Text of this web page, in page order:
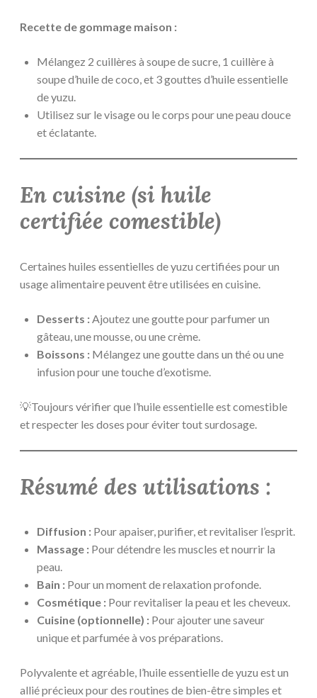
Recette de gommage maison :
Mélangez 2 cuillères à soupe de sucre, 1 cuillère à
soupe d’huile de coco, et 3 gouttes d’huile essentielle
de yuzu.
Utilisez sur le visage ou le corps pour une peau douce
et éclatante.
En cuisine (si huile
certifiée comestible)
Certaines huiles essentielles de yuzu certifiées pour un
usage alimentaire peuvent être utilisées en cuisine.
Desserts : Ajoutez une goutte pour parfumer un
gâteau, une mousse, ou une crème.
Boissons : Mélangez une goutte dans un thé ou une
infusion pour une touche d’exotisme.
💡Toujours vérifier que l’huile essentielle est comestible
et respecter les doses pour éviter tout surdosage.
Résumé des utilisations :
Diffusion : Pour apaiser, purifier, et revitaliser l’esprit.
Massage : Pour détendre les muscles et nourrir la
peau.
Bain : Pour un moment de relaxation profonde.
Cosmétique : Pour revitaliser la peau et les cheveux.
Cuisine (optionnelle) : Pour ajouter une saveur
unique et parfumée à vos préparations.
Polyvalente et agréable, l’huile essentielle de yuzu est un
allié précieux pour des routines de bien-être simples et